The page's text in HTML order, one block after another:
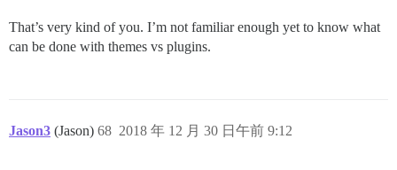
That’s very kind of you. I’m not familiar enough yet to know what
can be done with themes vs plugins.
Jason3 (Jason) 2018 年 12 月 30 日午前 9:12
68